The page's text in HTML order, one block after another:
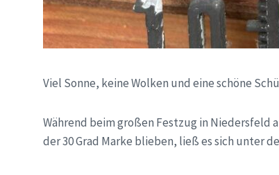
Viel Sonne, keine Wolken und eine schöne
Während beim großen Festzug in
der 30 Grad Marke blieben, ließ es sich unter